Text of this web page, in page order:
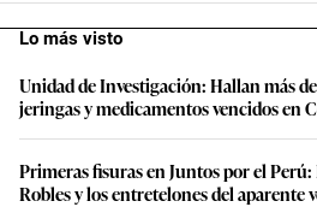
Lo más visto
Unidad de Investigación: Hallan más
jeringas y medicamentos vencidos en
Primeras fisuras en Juntos por el Perú:
Robles y los entretelones del aparente